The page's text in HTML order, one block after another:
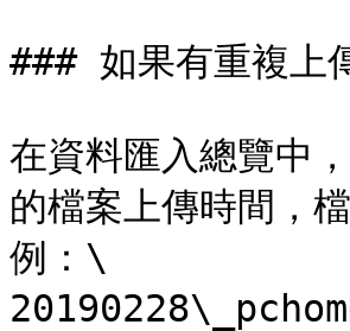
### 如果有重複上
在資料匯入總覽中
的檔案上傳時間，
例：\